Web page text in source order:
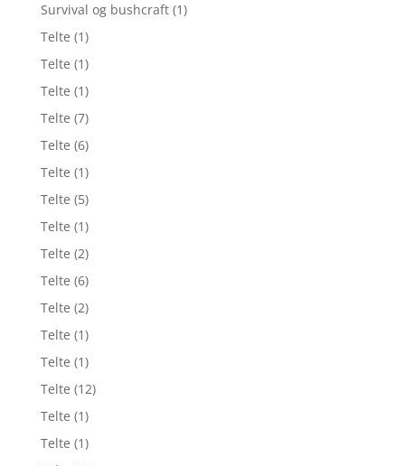
Survival og bushcraft (1)
Telte (1)
Telte (1)
Telte (1)
Telte (7)
Telte (6)
Telte (1)
Telte (5)
Telte (1)
Telte (2)
Telte (6)
Telte (2)
Telte (1)
Telte (1)
Telte (12)
Telte (1)
Telte (1)